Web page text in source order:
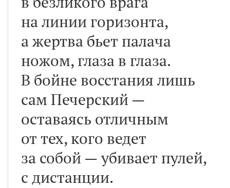
на линии горизонта,
а жертва бьет палача
ножом, глаза в глаза.
В бойне восстания лишь
сам Печерский —
оставаясь отличным
от тех, кого ведет
за собой — убивает пулей,
с дистанции.